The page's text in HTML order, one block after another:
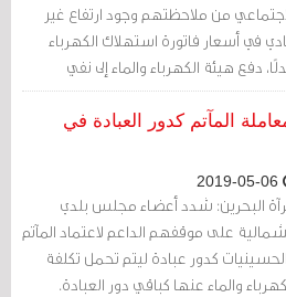
من ملاحظتهم وجود ارتفاع غير
في أسعار فاتورة استهلاك الكهرباء
دفع هيئة الكهرباء والماء إلى نفي
رفعها أسعار التعرفة دون إعلان
المآتم كدور العبادة في
البحرين: شدد أعضاء مجلس بلدي
على موقفهم الداعم لاعتماد المآتم
كدور عبادة ليتم تحمل تكلفة
والماء عنها كباقي دور العبادة.